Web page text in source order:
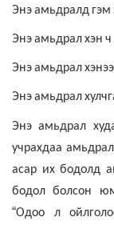
Энэамьдралд гэм
Энэамьдралхэн ч
Энэамьдрал
Энэамьдрал
Энэ амьдрал
учрахдаа амьдрал
асар их бодолд
бодол болсон
“Одоо л